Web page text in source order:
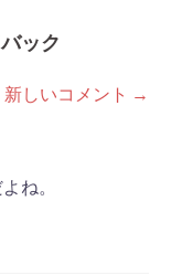
ック
新しいコメント →
ね。